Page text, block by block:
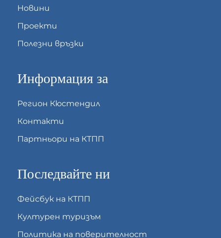
Новини
Проекти
Полезни връзки
Информация за
Регион Кюстендил
Контакти
Партньори на КТПП
Последвайте ни
Фейсбук на КТПП
Културен туризъм
Политика на поверителност